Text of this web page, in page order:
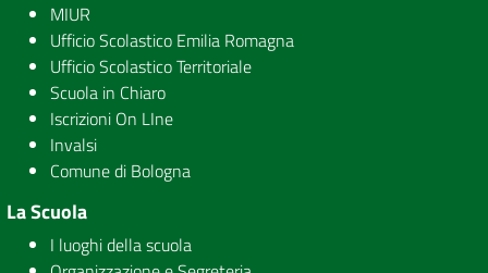
MIUR
Ufficio Scolastico Emilia Romagna
Ufficio Scolastico Territoriale
Scuola in Chiaro
Iscrizioni On LIne
Invalsi
Comune di Bologna
La Scuola
I luoghi della scuola